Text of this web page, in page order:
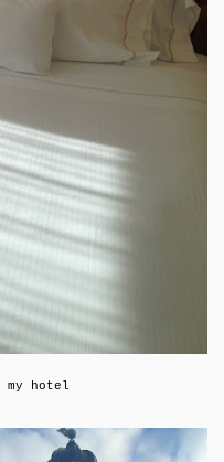
my hotel